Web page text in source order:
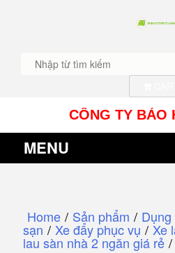
CÔNG TY BẢO
MENU
Home / Sản phẩm /
sạn / Xe đẩy phục vụ / Xe
lau sàn nhà 2 ngăn giá rẻ /